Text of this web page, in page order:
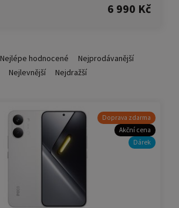
6 990 Kč
Nejlépe hodnocené
Nejprodávanější
Nejlevnější
Nejdražší
Doprava zdarma
Akční cena
Dárek